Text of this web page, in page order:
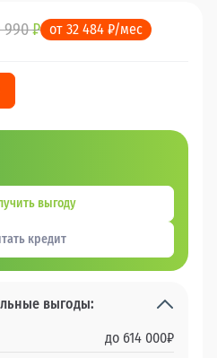
990₽ от 32 484 ₽/мес
выгоду
кредит
выгоды:
до 614 000₽